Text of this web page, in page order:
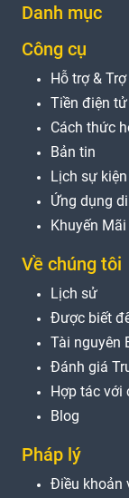
Danh mục
Công cụ
Hỗ trợ &
Tiền điện
Cách thức
Bản tin
Lịch sự kiện
Ứng dụng
Khuyến Mãi
Về chúng tôi
Lịch sử
Được biết
Tài nguyên
Đánh giá
Hợp tác với
Blog
Pháp lý
Điều khoản